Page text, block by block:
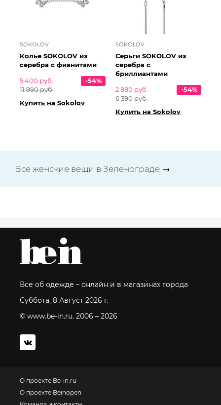
SOKOLOV
Колье SOKOLOV из
серебра с фианитами
5 400 руб.
11 990 руб.
-54%
Купить на Sokolov
SOKOLOV
Серьги SOKOLOV из
серебра с
бриллиантами
2 880 руб.
6 390 руб.
-54%
Купить на Sokolov
Все женские вещи в Зеленограде →
Все об одежде – онлайн и в магазинах города
Суббота, 8 Август 2026 г.
© www.be-in.ru. 2006 – 2026
О проекте Be-in.ru
О проекте Beinopen